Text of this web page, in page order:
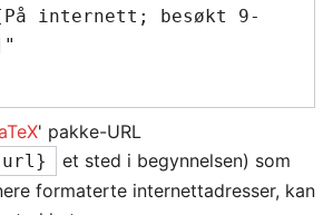
' pakke-URL
et sted i begynnelsen) som
formaterte internettadresser, kan